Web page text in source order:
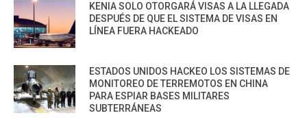
KENIA SOLO OTORGARÁ VISAS A LA LLEGADA
DESPUÉS DE QUE EL SISTEMA DE VISAS EN
LÍNEA FUERA HACKEADO
ESTADOS UNIDOS HACKEO LOS SISTEMAS DE
MONITOREO DE TERREMOTOS EN CHINA
PARA ESPIAR BASES MILITARES
SUBTERRÁNEAS